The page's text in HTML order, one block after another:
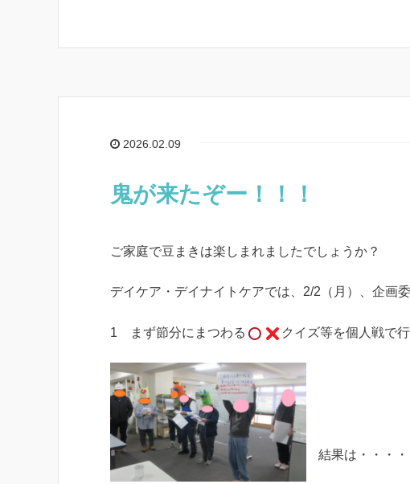
2026.02.09
鬼が来たぞー！！！
ご家庭で豆まきは楽しまれましたでしょうか？
デイケア・デイナイトケアでは、2/2（月）、企画
1 まず節分にまつわる クイズ等を個人戦で
結果は・・・・